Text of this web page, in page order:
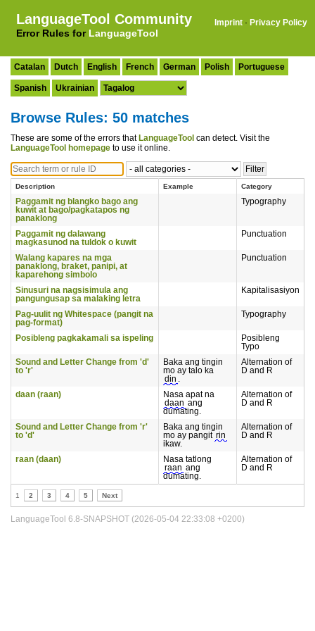
LanguageTool Community
Error Rules for LanguageTool
Imprint · Privacy Policy
Catalan Dutch English French German Polish Portuguese
Spanish Ukrainian
Browse Rules: 50 matches
These are some of the errors that LanguageTool can detect. Visit the
LanguageTool homepage to use it online.
Description Example Category
Paggamit ng blangko bago ang
kuwit at bago/pagkatapos ng
panaklong
Typography
Paggamit ng dalawang
magkasunod na tuldok o kuwit
Punctuation
Walang kapares na mga
panaklong, braket, panipi, at
kaparehong simbolo
Punctuation
Sinusuri na nagsisimula ang
pangungusap sa malaking letra
Kapitalisasiyon
Pag-uulit ng Whitespace (pangit na
pag-format)
Typography
Posibleng pagkakamali sa ispeling
Posibleng
Typo
Sound and Letter Change from 'd'
to 'r'
Baka ang tingin
mo ay talo ka
din .
Alternation of
D and R
daan (raan)
Nasa apat na
daan ang
dumating.
Alternation of
D and R
Sound and Letter Change from 'r'
to 'd'
Baka ang tingin
mo ay pangit rin
ikaw.
Alternation of
D and R
raan (daan)
Nasa tatlong
raan ang
dumating.
Alternation of
D and R
1 2 3 4 5 Next
LanguageTool 6.8-SNAPSHOT (2026-05-04 22:33:08 +0200)